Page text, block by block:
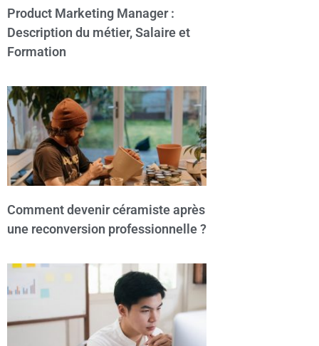
Product Marketing Manager :
Description du métier, Salaire et
Formation
Comment devenir céramiste après
une reconversion professionnelle ?